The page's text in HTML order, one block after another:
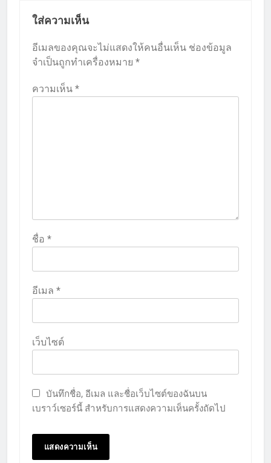
ใส่ความเห็น
อีเมลของคุณจะไม่แสดงให้คนอื่นเห็น ช่องข้อมูล
จำเป็นถูกทำเครื่องหมาย *
ความเห็น *
ชื่อ *
อีเมล *
เว็บไซต์
บันทึกชื่อ, อีเมล และชื่อเว็บไซต์ของฉันบน
เบราว์เซอร์นี้ สำหรับการแสดงความเห็นครั้งถัดไป